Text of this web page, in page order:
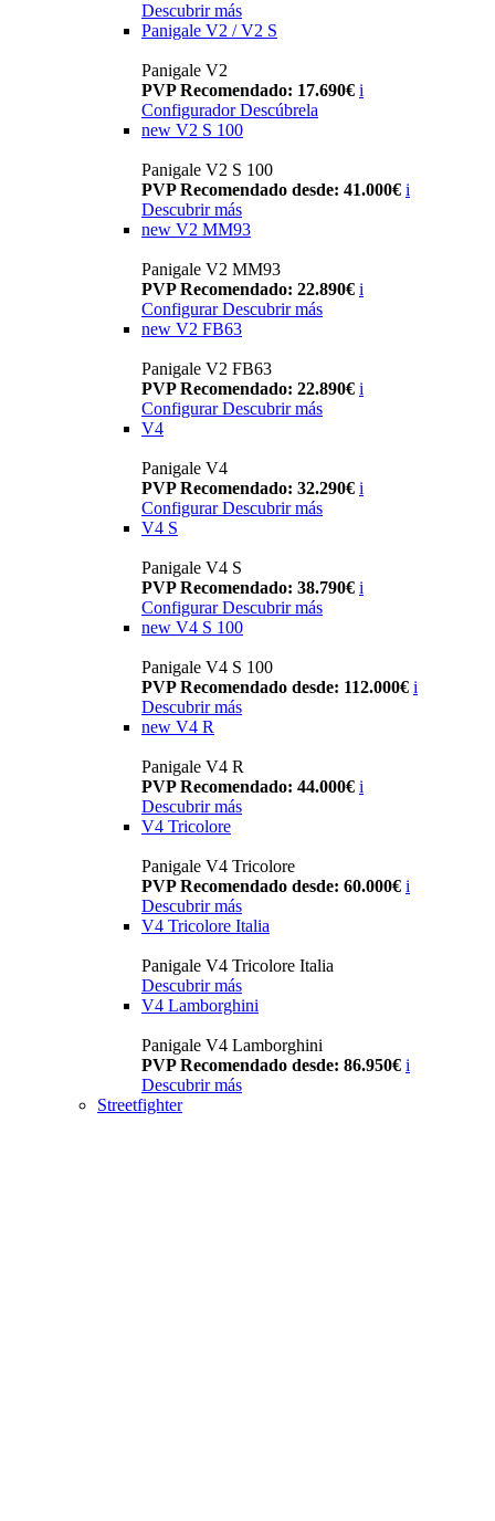
Descubrir más
Panigale V2 / V2 S
Panigale V2
PVP Recomendado: 17.690€ i
Configurador Descúbrela
new V2 S 100
Panigale V2 S 100
PVP Recomendado desde: 41.000€ i
Descubrir más
new V2 MM93
Panigale V2 MM93
PVP Recomendado: 22.890€ i
Configurar Descubrir más
new V2 FB63
Panigale V2 FB63
PVP Recomendado: 22.890€ i
Configurar Descubrir más
V4
Panigale V4
PVP Recomendado: 32.290€ i
Configurar Descubrir más
V4 S
Panigale V4 S
PVP Recomendado: 38.790€ i
Configurar Descubrir más
new V4 S 100
Panigale V4 S 100
PVP Recomendado desde: 112.000€ i
Descubrir más
new V4 R
Panigale V4 R
PVP Recomendado: 44.000€ i
Descubrir más
V4 Tricolore
Panigale V4 Tricolore
PVP Recomendado desde: 60.000€ i
Descubrir más
V4 Tricolore Italia
Panigale V4 Tricolore Italia
Descubrir más
V4 Lamborghini
Panigale V4 Lamborghini
PVP Recomendado desde: 86.950€ i
Descubrir más
Streetfighter